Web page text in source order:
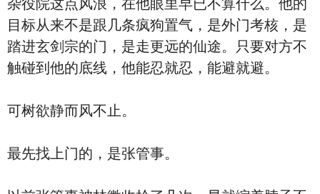
杂役院这点风浪，在他眼里早已不算什么。他的
目标从来不是跟几条疯狗置气，是外门考核，是
踏进玄剑宗的门，是走更远的仙途。只要对方不
触碰到他的底线，他能忍就忍，能避就避。
可树欲静而风不止。
最先找上门的，是张管事。